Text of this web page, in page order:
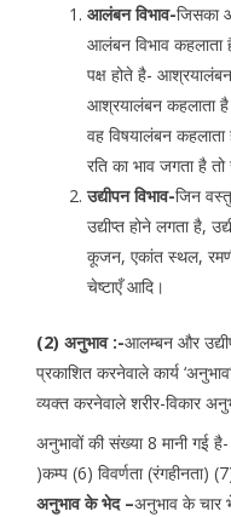
आलंबन विभाव-जिसका
आलंबन विभाव
पक्ष होते है-
आश्रयालंबन कहलाता
वह विषयालंबन
रति का भाव जगता है
उद्यीपन विभाव-जिन
उद्यीप्त होने लगता है,
कूजन, एकांत स्थल,
चेष्टाएँ आदि।
(2) अनुभाव :-आलम्बन और
प्रकाशित करनेवाले कार्य
व्यक्त करनेवाले शरीर-विकार
अनुभावों की संख्या 8 मानी गई
)कम्प (6) विवर्णता (रंगहीनता)
अनुभाव के भेद –अनुभाव के चार